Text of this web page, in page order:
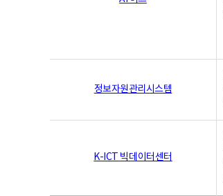
정보자원관리시스템
K-ICT 빅데이터센터